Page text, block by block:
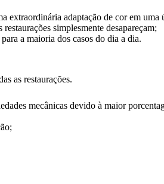
extraordinária adaptação de cor em uma
simplesmente desapareçam;
a maioria dos casos do dia a dia.
as restaurações.
mecânicas devido à maior